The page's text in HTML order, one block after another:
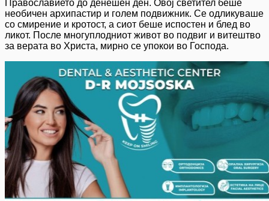
Православието до денешен ден. Овој светител беше
необичен архипастир и голем подвижник. Се одликуваше
со смирение и кротост, а сиот беше испостен и блед во
ликот. После многуплодниот живот во подвиг и витештво
за верата во Христа, мирно се упокои во Господа.